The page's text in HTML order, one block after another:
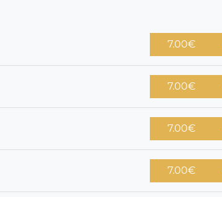
7.00€
7.00€
7.00€
7.00€